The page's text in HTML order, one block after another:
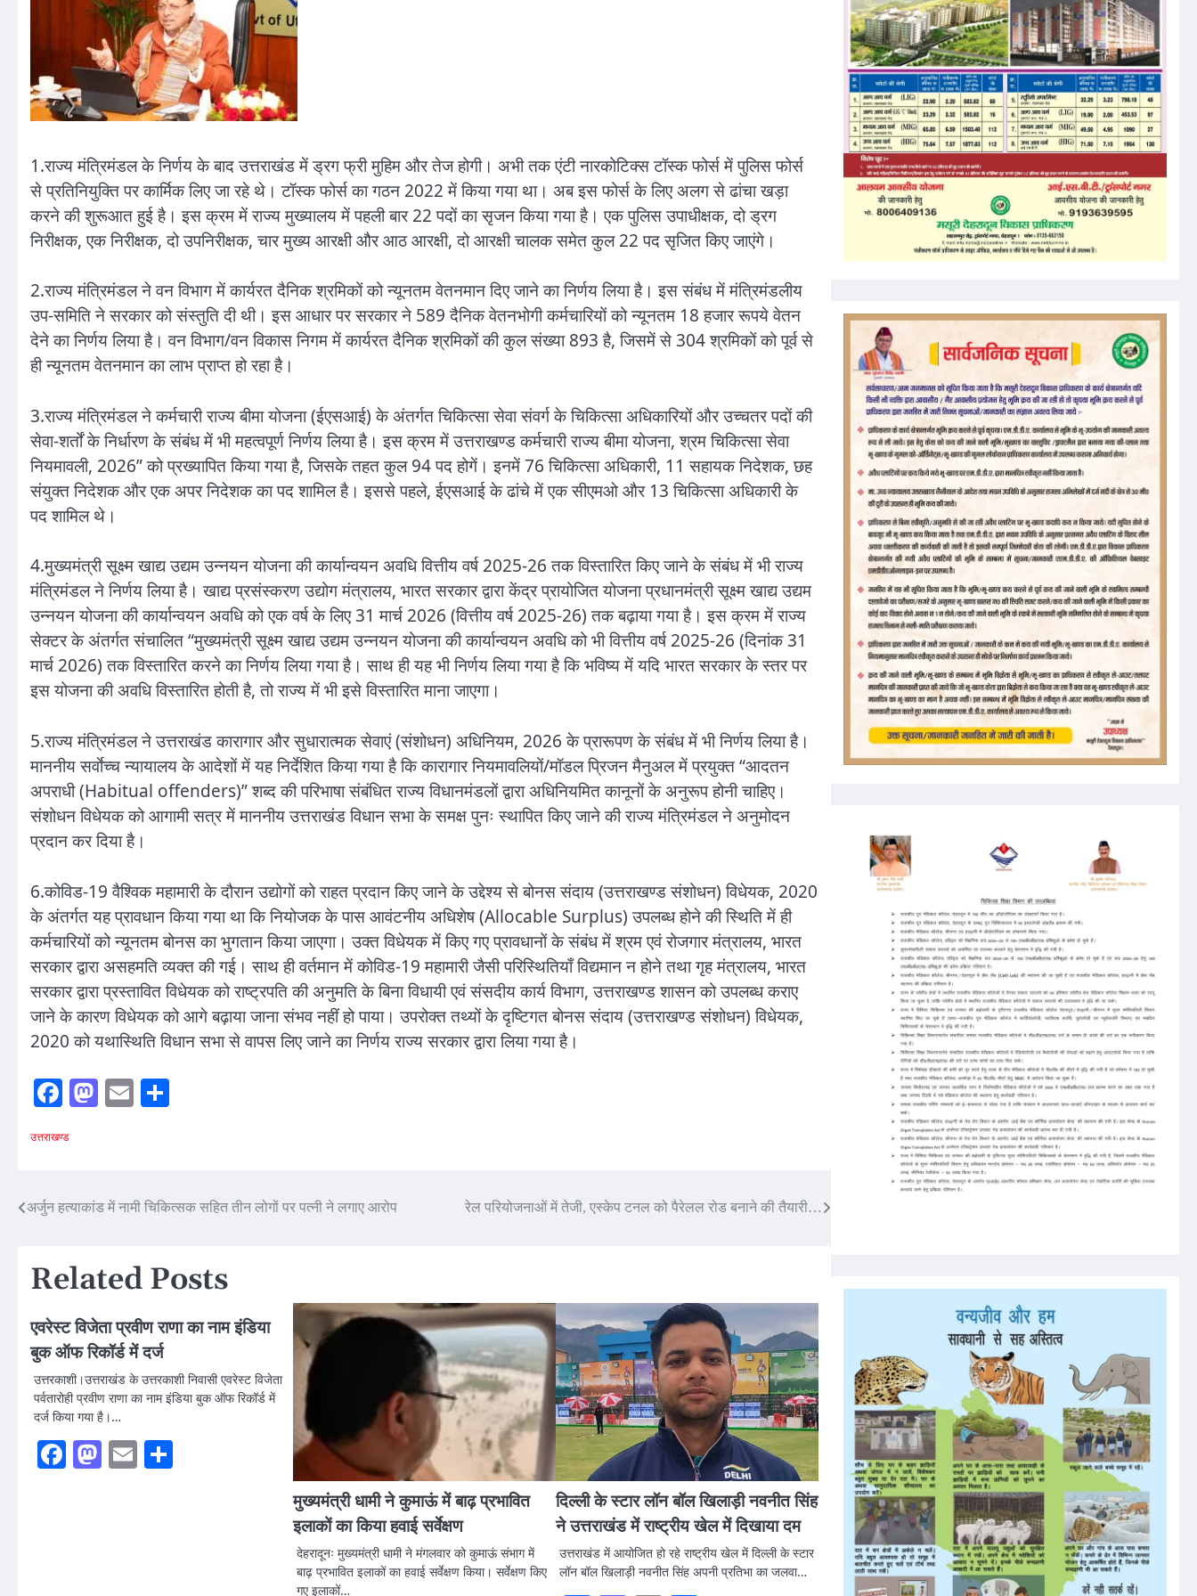
1.राज्य मंत्रिमंडल के निर्णय के बाद उत्तराखंड में ड्रग फ्री मुहिम और तेज होगी। अभी तक एंटी नारकोटिक्स टॉस्क फोर्स में पुलिस फोर्स
से प्रतिनियुक्ति पर कार्मिक लिए जा रहे थे। टॉस्क फोर्स का गठन 2022 में किया गया था। अब इस फोर्स के लिए अलग से ढांचा खड़ा
करने की शुरूआत हुई है। इस क्रम में राज्य मुख्यालय में पहली बार 22 पदों का सृजन किया गया है। एक पुलिस उपाधीक्षक, दो ड्रग
निरीक्षक, एक निरीक्षक, दो उपनिरीक्षक, चार मुख्य आरक्षी और आठ आरक्षी, दो आरक्षी चालक समेत कुल 22 पद सृजित किए जाएंगे।
2.राज्य मंत्रिमंडल ने वन विभाग में कार्यरत दैनिक श्रमिकों को न्यूनतम वेतनमान दिए जाने का निर्णय लिया है। इस संबंध में मंत्रिमंडलीय
उप-समिति ने सरकार को संस्तुति दी थी। इस आधार पर सरकार ने 589 दैनिक वेतनभोगी कर्मचारियों को न्यूनतम 18 हजार रूपये वेतन
देने का निर्णय लिया है। वन विभाग/वन विकास निगम में कार्यरत दैनिक श्रमिकों की कुल संख्या 893 है, जिसमें से 304 श्रमिकों को पूर्व से
ही न्यूनतम वेतनमान का लाभ प्राप्त हो रहा है।
3.राज्य मंत्रिमंडल ने कर्मचारी राज्य बीमा योजना (ईएसआई) के अंतर्गत चिकित्सा सेवा संवर्ग के चिकित्सा अधिकारियों और उच्चतर पदों की
सेवा-शर्तों के निर्धारण के संबंध में भी महत्वपूर्ण निर्णय लिया है। इस क्रम में उत्तराखण्ड कर्मचारी राज्य बीमा योजना, श्रम चिकित्सा सेवा
नियमावली, 2026” को प्रख्यापित किया गया है, जिसके तहत कुल 94 पद होगें। इनमें 76 चिकित्सा अधिकारी, 11 सहायक निदेशक, छह
संयुक्त निदेशक और एक अपर निदेशक का पद शामिल है। इससे पहले, ईएसआई के ढांचे में एक सीएमओ और 13 चिकित्सा अधिकारी के
पद शामिल थे।
4.मुख्यमंत्री सूक्ष्म खाद्य उद्यम उन्नयन योजना की कार्यान्वयन अवधि वित्तीय वर्ष 2025-26 तक विस्तारित किए जाने के संबंध में भी राज्य
मंत्रिमंडल ने निर्णय लिया है। खाद्य प्रसंस्करण उद्योग मंत्रालय, भारत सरकार द्वारा केंद्र प्रायोजित योजना प्रधानमंत्री सूक्ष्म खाद्य उद्यम
उन्नयन योजना की कार्यान्वयन अवधि को एक वर्ष के लिए 31 मार्च 2026 (वित्तीय वर्ष 2025-26) तक बढ़ाया गया है। इस क्रम में राज्य
सेक्टर के अंतर्गत संचालित “मुख्यमंत्री सूक्ष्म खाद्य उद्यम उन्नयन योजना की कार्यान्वयन अवधि को भी वित्तीय वर्ष 2025-26 (दिनांक 31
मार्च 2026) तक विस्तारित करने का निर्णय लिया गया है। साथ ही यह भी निर्णय लिया गया है कि भविष्य में यदि भारत सरकार के स्तर पर
इस योजना की अवधि विस्तारित होती है, तो राज्य में भी इसे विस्तारित माना जाएगा।
5.राज्य मंत्रिमंडल ने उत्तराखंड कारागार और सुधारात्मक सेवाएं (संशोधन) अधिनियम, 2026 के प्रारूपण के संबंध में भी निर्णय लिया है।
माननीय सर्वाेच्च न्यायालय के आदेशों में यह निर्देशित किया गया है कि कारागार नियमावलियों/मॉडल प्रिजन मैनुअल में प्रयुक्त “आदतन
अपराधी (Habitual offenders)” शब्द की परिभाषा संबंधित राज्य विधानमंडलों द्वारा अधिनियमित कानूनों के अनुरूप होनी चाहिए।
संशोधन विधेयक को आगामी सत्र में माननीय उत्तराखंड विधान सभा के समक्ष पुनः स्थापित किए जाने की राज्य मंत्रिमंडल ने अनुमोदन
प्रदान कर दिया है।
6.कोविड-19 वैश्विक महामारी के दौरान उद्योगों को राहत प्रदान किए जाने के उद्देश्य से बोनस संदाय (उत्तराखण्ड संशोधन) विधेयक, 2020
के अंतर्गत यह प्रावधान किया गया था कि नियोजक के पास आवंटनीय अधिशेष (Allocable Surplus) उपलब्ध होने की स्थिति में ही
कर्मचारियों को न्यूनतम बोनस का भुगतान किया जाएगा। उक्त विधेयक में किए गए प्रावधानों के संबंध में श्रम एवं रोजगार मंत्रालय, भारत
सरकार द्वारा असहमति व्यक्त की गई। साथ ही वर्तमान में कोविड-19 महामारी जैसी परिस्थितियाँ विद्यमान न होने तथा गृह मंत्रालय, भारत
सरकार द्वारा प्रस्तावित विधेयक को राष्ट्रपति की अनुमति के बिना विधायी एवं संसदीय कार्य विभाग, उत्तराखण्ड शासन को उपलब्ध कराए
जाने के कारण विधेयक को आगे बढ़ाया जाना संभव नहीं हो पाया। उपरोक्त तथ्यों के दृष्टिगत बोनस संदाय (उत्तराखण्ड संशोधन) विधेयक,
2020 को यथास्थिति विधान सभा से वापस लिए जाने का निर्णय राज्य सरकार द्वारा लिया गया है।
Facebook
Mastodon
Email
उत्तराखण्ड
Post
अर्जुन हत्याकांड में नामी चिकित्सक सहित तीन लोगों पर पत्नी ने लगाए आरोप रेल परियोजनाओं में तेजी, एस्केप टनल को पैरेलल रोड बनाने की तैयारी…
Related Posts
एवरेस्ट विजेता प्रवीण राणा का नाम इंडिया
बुक ऑफ रिकॉर्ड में दर्ज
उत्तरकाशी।उत्तराखंड के उत्तरकाशी निवासी एवरेस्ट विजेता
पर्वतारोही प्रवीण राणा का नाम इंडिया बुक ऑफ रिकॉर्ड में
दर्ज किया गया है।…
Facebook
Mastodon
Email
मुख्यमंत्री धामी ने कुमाऊं में बाढ़ प्रभावित
इलाकों का किया हवाई सर्वेक्षण
देहरादूनः मुख्यमंत्री धामी ने मंगलवार को कुमाऊं संभाग में
बाढ़ प्रभावित इलाकों का हवाई सर्वेक्षण किया। सर्वेक्षण किए
गए इलाकों…
दिल्ली के स्टार लॉन बॉल खिलाड़ी नवनीत सिंह
ने उत्तराखंड में राष्ट्रीय खेल में दिखाया दम
उत्तराखंड में आयोजित हो रहे राष्ट्रीय खेल में दिल्ली के स्टार
लॉन बॉल खिलाड़ी नवनीत सिंह अपनी प्रतिभा का जलवा…